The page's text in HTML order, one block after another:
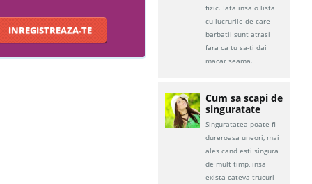
INREGISTREAZA-TE
fizic. Iata insa o lista
cu lucrurile de care
barbatii sunt atrasi
fara ca tu sa-ti dai
macar seama.
Cum sa scapi de
singuratate
Singuratatea poate fi
dureroasa uneori, mai
ales cand esti singura
de mult timp, insa
exista cateva trucuri